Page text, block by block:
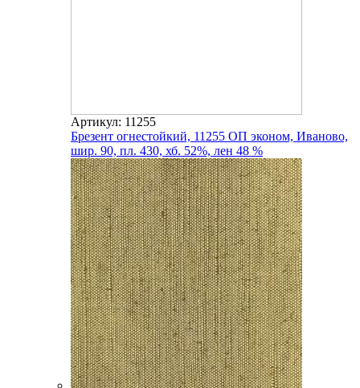
Артикул: 11255
Брезент огнестойкий, 11255 ОП эконом, Иваново,
шир. 90, пл. 430, хб. 52%, лен 48 %